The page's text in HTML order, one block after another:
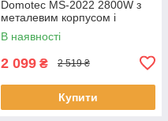
Domotec MS-2022 2800W з
металевим корпусом і
трьома гратами для фаршу
В наявності
2 099 ₴ 2 519 ₴
Купити